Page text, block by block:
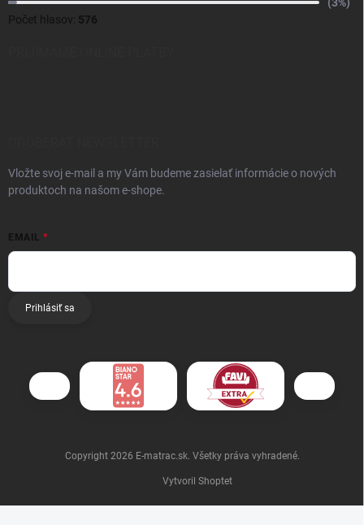
Počet hlasov: 576
Vložte svoj e-mail a my Vám budeme zasielať informácie o nových
produktoch na našom e-shope.
EMAIL
Prihlásiť sa
Vytvoril Shoptet
Copyright 2026 E-matrac.sk. Všetky práva vyhradené.